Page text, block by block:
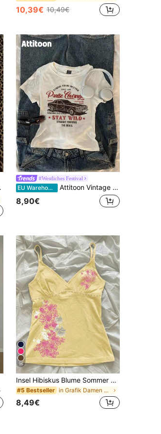
10,39€ 10,49€
#Westliches Festival
EU Warehouse Attitoon Vintage Stil Retro Auto Buchstaben Grafik Muster Figurbetontes Rundhals Kurzarm T-Shirt für Frauen, geeignet für den Sommer
8,90€
16
Insel Hibiskus Blume Sommer Top, Strand, Lässig
#5 Bestseller in Grafik Damen Tank Tops & Camis
8,49€